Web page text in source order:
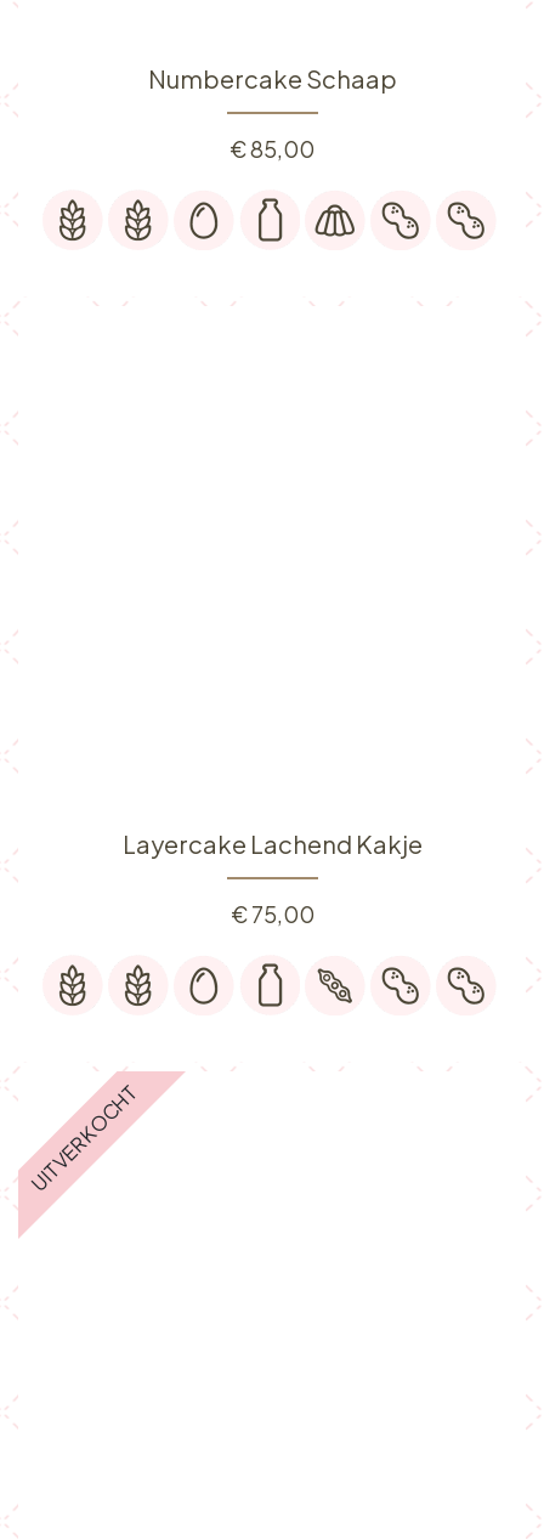
Numbercake Schaap
€85,00
Layercake Lachend Kakje
€75,00
UITVERKOCHT